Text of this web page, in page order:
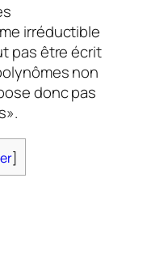
irréductible
pas être écrit
non
donc pas
]